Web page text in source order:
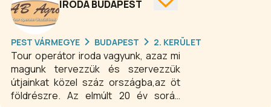
IRODA BUDAPEST
PEST VÁRMEGYE BUDAPEST 2. KERÜLET
Tour operátor iroda vagyunk, azaz mi
magunk tervezzük és szervezzük
útjainkat közel száz országba,az öt
földrészre. Az elmúlt 20 év során